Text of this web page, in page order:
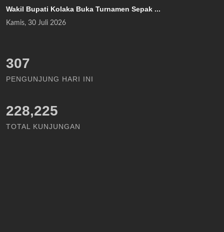
Wakil Bupati Kolaka Buka Turnamen Sepak ...
Kamis, 30 Juli 2026
344
PENGUNJUNG HARI INI
228,225
TOTAL KUNJUNGAN